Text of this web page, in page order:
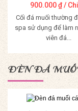
900.000₫/
Cối đá muối thường
spa sử dụng để làm
viên đá...
Mua
ĐÈN ĐÁ